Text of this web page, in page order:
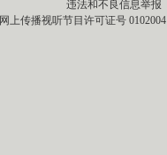
违法和不良信息举报
网上传播视听节目许可证号 0102004